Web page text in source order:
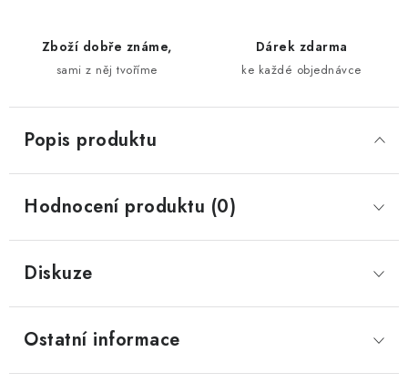
Zboží dobře známe,
sami z něj tvoříme
Dárek zdarma
ke každé objednávce
Popis produktu
Hodnocení produktu (0)
Diskuze
Ostatní informace